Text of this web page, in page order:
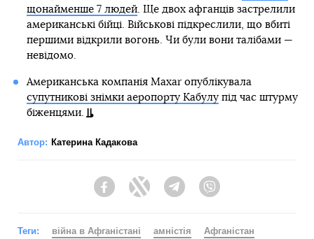
щонайменше 7 людей. Ще двох афганців застрелили
американські бійці. Військові підкреслили, що вбиті
першими відкрили вогонь. Чи були вони талібами —
невідомо.
Американська компанія Maxar опублікувала
супутникові знімки аеропорту Кабулупід час штурму
біженцями.
Автор: Катерина Кадакова
FacebookTwitter Telegram
Теги: війна в Афганістані амністія Афганістан